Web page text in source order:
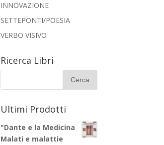
INNOVAZIONE
SETTEPONTI/POESIA
VERBO VISIVO
Ricerca Libri
Ultimi Prodotti
"Dante e la Medicina
Malati e malattie